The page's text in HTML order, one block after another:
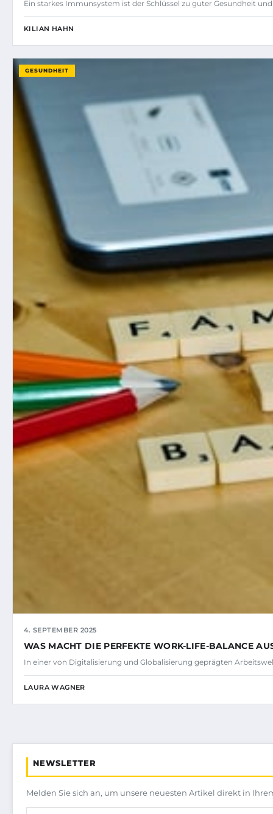
Ein starkes Immunsystem ist der Schlüssel zu guter Gesundheit
KILIAN HAHN
GESUNDHEIT
4. SEPTEMBER 2025
WAS MACHT DIE PERFEKTE WORK-LIFE-BALANCE
In einer von Digitalisierung und Globalisierung geprägten
LAURA WAGNER
NEWSLETTER
Melden Sie sich an, um unsere neuesten Artikel direkt in